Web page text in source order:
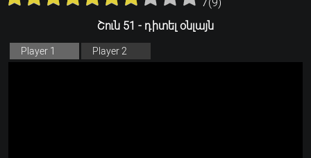
Շուն 51 - դիտել օնլայն
Player 1 Player 2